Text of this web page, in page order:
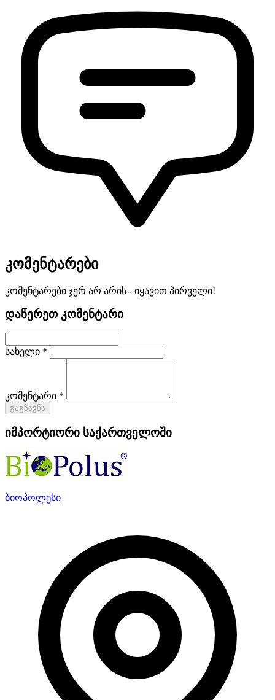
კომენტარები
კომენტარები ჯერ არ არის - იყავით პირველი!
დაწერეთ კომენტარი
სახელი *
კომენტარი *
გაგზავნა
იმპორტიორი საქართველოში
ბიოპოლუსი